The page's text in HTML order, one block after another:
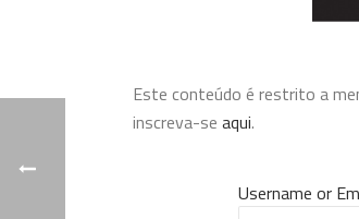
Este conteúdo é restrito a
inscreva-se aqui.
Username or